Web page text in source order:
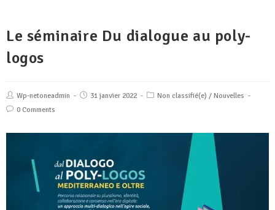
Le séminaire Du dialogue au poly-
logos
Wp-netoneadmin 31 janvier 2022 Non classifié(e) / Nouvelles
0 Comments